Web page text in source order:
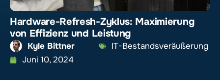
Hardware-Refresh-Zyklus: Maximierung
von Effizienz und Leistung
Kyle Bittner
IT-Bestandsveräußerung
Juni 10, 2024